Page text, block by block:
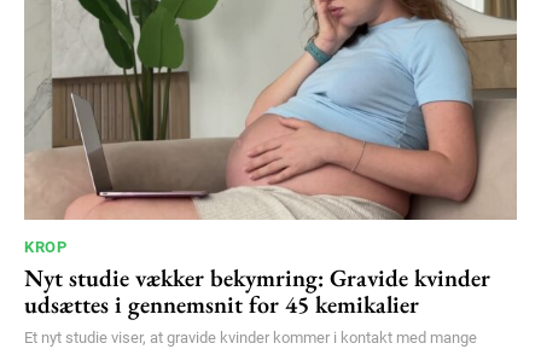
Praesent euismod ac
Ut mollis pellentesque tortor
Nullam eu erat condimentum
Donec quis est ac felis
Orci varius natoque dolor
KROP
Nyt studie vækker bekymring: Gravide kvinder
udsættes i gennemsnit for 45 kemikalier
Et nyt studie viser, at gravide kvinder kommer i kontakt med mange